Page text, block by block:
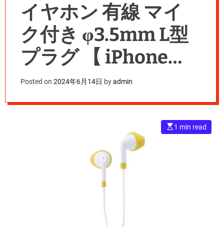
イヤホン 有線 マイ
ク付き φ3.5mm L型
プラグ 【 iPhone
iPad Android スマホ
タブレット
Nintendo Switch
（TM） 等3.5mm4極
ミニジャック搭載機
器対応】 イエロー
EHP-F13IMYL-IL
Posted on 2024年6月14日 byadmin
E
s
1 min read